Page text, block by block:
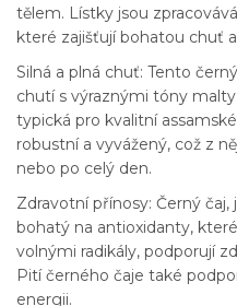
tělem. Lístky jsou
které zajišťují bohatou chuť
Silná a plná chuť: Tento
chutí s výraznými tóny
typická pro kvalitní
robustní a vyvážený, což z
nebo po celý den.
Zdravotní přínosy: Černý čaj,
bohatý na antioxidanty,
volnými radikály, podporují
Pití černého čaje také
energii.